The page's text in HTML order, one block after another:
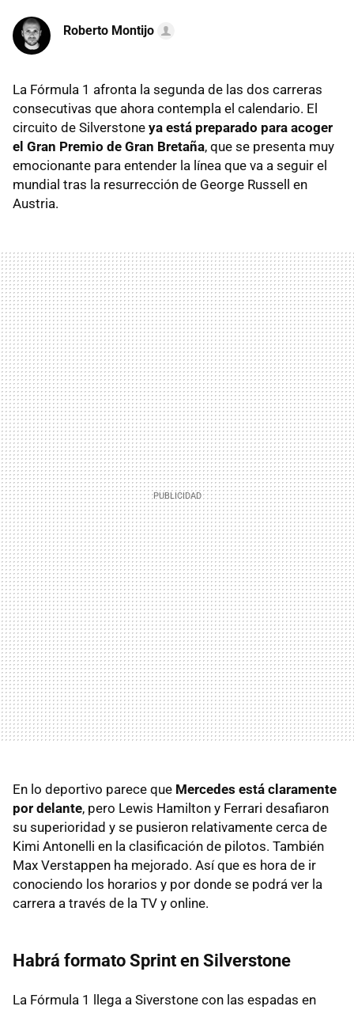
Roberto Montijo
La Fórmula 1 afronta la segunda de las dos carreras
consecutivas que ahora contempla el calendario. El
circuito de Silverstone ya está preparado para acoger
el Gran Premio de Gran Bretaña, que se presenta muy
emocionante para entender la línea que va a seguir el
mundial tras la resurrección de George Russell en
Austria.
En lo deportivo parece que Mercedes está claramente
por delante, pero Lewis Hamilton y Ferrari desafiaron
su superioridad y se pusieron relativamente cerca de
Kimi Antonelli en la clasificación de pilotos. También
Max Verstappen ha mejorado. Así que es hora de ir
conociendo los horarios y por donde se podrá ver la
carrera a través de la TV y online.
Habrá formato Sprint en Silverstone
La Fórmula 1 llega a Siverstone con las espadas en